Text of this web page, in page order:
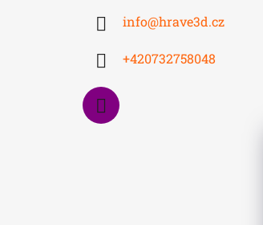
info@hrave3d.cz
+420732758048